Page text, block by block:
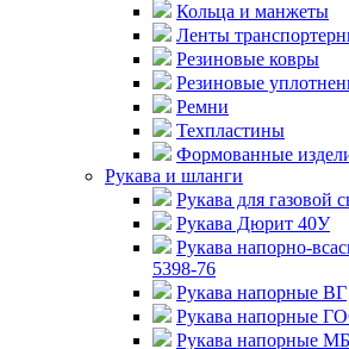
Кольца и манжеты
Ленты
Резиновые ковры
Резиновые
Ремни
Техпластины
Формованные
Рукава и шланги
Рукава для газовой
Рукава Дюрит 40У
Рукава напорно-
5398-76
Рукава напорные ВГ
Рукава напорные
Рукава напорные